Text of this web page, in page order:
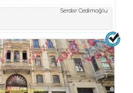
Serdar Cedimoğlu